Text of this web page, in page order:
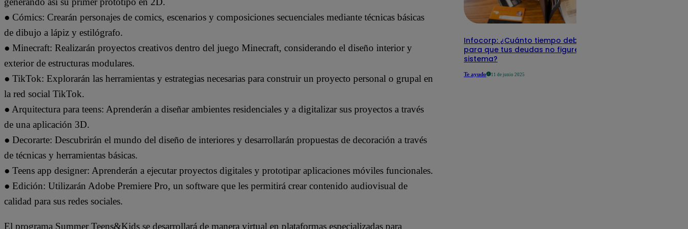
● Cómics: Crearán personajes de comics, escenarios y composiciones secuenciales mediante técnicas básicas
de dibujo a lápiz y estilógrafo.
● Minecraft: Realizarán proyectos creativos dentro del juego Minecraft, considerando el diseño interior y
exterior de estructuras modulares.
● TikTok: Explorarán las herramientas y estrategias necesarias para construir un proyecto personal o grupal en
la red social TikTok.
● Arquitectura para teens: Aprenderán a diseñar ambientes residenciales y a digitalizar sus proyectos a través
de una aplicación 3D.
● Decorarte: Descubrirán el mundo del diseño de interiores y desarrollarán propuestas de decoración a través
de técnicas y herramientas básicas.
● Teens app designer: Aprenderán a ejecutar proyectos digitales y prototipar aplicaciones móviles funcionales.
● Edición: Utilizarán Adobe Premiere Pro, un software que les permitirá crear contenido audiovisual de
calidad para sus redes sociales.
El programa Summer Teens&Kids se desarrollará de manera virtual en plataformas especializadas para
Infocorp: ¿Cuánto tiempo debe pasar
para que tus deudas no figuren en su
sistema?
Te ayudo 11 de junio 2025